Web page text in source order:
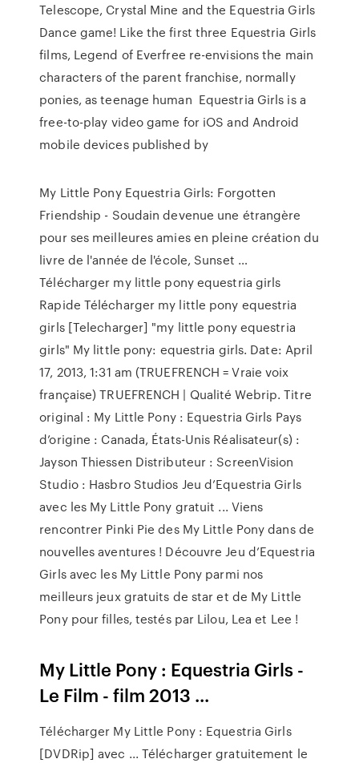
Telescope, Crystal Mine and the Equestria Girls
Dance game! Like the first three Equestria Girls
films, Legend of Everfree re-envisions the main
characters of the parent franchise, normally
ponies, as teenage human Equestria Girls is a
free-to-play video game for iOS and Android
mobile devices published by
My Little Pony Equestria Girls: Forgotten
Friendship - Soudain devenue une étrangère
pour ses meilleures amies en pleine création du
livre de l'année de l'école, Sunset …
Télécharger my little pony equestria girls
Rapide Télécharger my little pony equestria
girls [Telecharger] "my little pony equestria
girls" My little pony: equestria girls. Date: April
17, 2013, 1:31 am (TRUEFRENCH = Vraie voix
française) TRUEFRENCH | Qualité Webrip. Titre
original : My Little Pony : Equestria Girls Pays
d’origine : Canada, États-Unis Réalisateur(s) :
Jayson Thiessen Distributeur : ScreenVision
Studio : Hasbro Studios Jeu d’Equestria Girls
avec les My Little Pony gratuit ... Viens
rencontrer Pinki Pie des My Little Pony dans de
nouvelles aventures ! Découvre Jeu d’Equestria
Girls avec les My Little Pony parmi nos
meilleurs jeux gratuits de star et de My Little
Pony pour filles, testés par Lilou, Lea et Lee !
My Little Pony : Equestria Girls -
Le Film - film 2013 ...
Télécharger My Little Pony : Equestria Girls
[DVDRip] avec ... Télécharger gratuitement le